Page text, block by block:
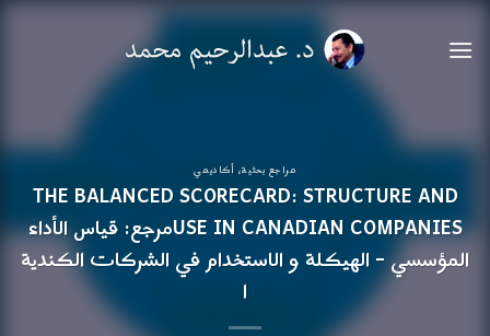
للمحتوى
مراجع بحثية، أكاديمي
THE BALANCED SCORECARD: STRUCTURE AND
USE IN CANADIAN COMPANIESمرجع: قياس الأداء
المؤسسي – الهيكلة و الاستخدام في الشركات الكندية
ا